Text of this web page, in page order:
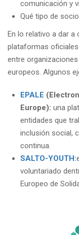
comunicación y
Qué tipo de
En lo relativo a dar a
plataformas
entre
europeos. Algunos
EPALE
Europe): una
entidades que
inclusión social,
continua.
SALTO-YOUTH:
voluntariado
Europeo de